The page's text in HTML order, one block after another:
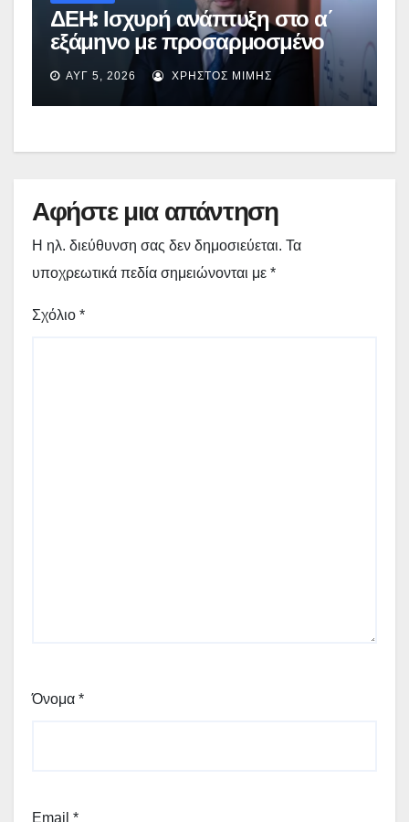
ΔΕΗ: Ισχυρή ανάπτυξη στο α΄
εξάμηνο με προσαρμοσμένο
EBITDA στα €1,2 δισ.
ΑΥΓ 5, 2026 ΧΡΉΣΤΟΣ ΜΊΜΗΣ
Αφήστε μια απάντηση
Η ηλ. διεύθυνση σας δεν δημοσιεύεται. Τα
υποχρεωτικά πεδία σημειώνονται με *
Σχόλιο *
Όνομα *
Email *